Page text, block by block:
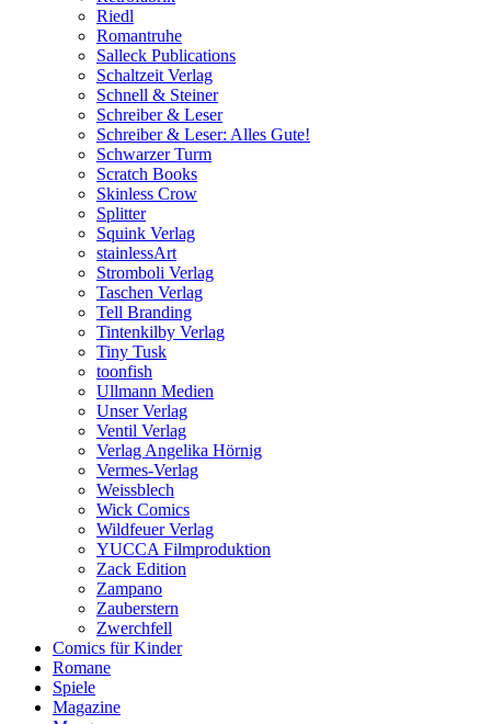
Riedl
Romantruhe
Salleck Publications
Schaltzeit Verlag
Schnell & Steiner
Schreiber & Leser
Schreiber & Leser: Alles Gute!
Schwarzer Turm
Scratch Books
Skinless Crow
Splitter
Squink Verlag
stainlessArt
Stromboli Verlag
Taschen Verlag
Tell Branding
Tintenkilby Verlag
Tiny Tusk
toonfish
Ullmann Medien
Unser Verlag
Ventil Verlag
Verlag Angelika Hörnig
Vermes-Verlag
Weissblech
Wick Comics
Wildfeuer Verlag
YUCCA Filmproduktion
Zack Edition
Zampano
Zauberstern
Zwerchfell
Comics für Kinder
Romane
Spiele
Magazine